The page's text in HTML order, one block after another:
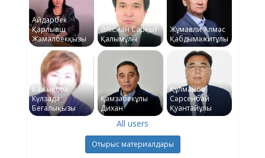
Айдарбек
Қарлығаш
Жамалбекқызы
Әлісжан Сарқыт
Қалымұлы
Жұмағали Алмас
Қабдымәжитұлы
Бажықова
Күлзада
Бегалықызы
Қамзабекұлы
Дихан
Құлманов
Сәрсенбай
Қуантайұлы
All users
Отырыс материалдары